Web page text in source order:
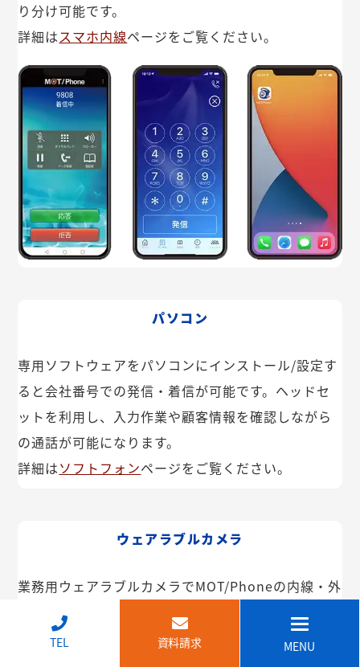
り分け可能です。
詳細はスマホ内線ページをご覧ください。
パソコン
専用ソフトウェアをパソコンにインストール/設定す
ると会社番号での発信・着信が可能です。ヘッドセ
ットを利用し、入力作業や顧客情報を確認しながら
の通話が可能になります。
詳細はソフトフォンページをご覧ください。
ウェアラブルカメラ
業務用ウェアラブルカメラでMOT/Phoneの内線・外
線が利用できます。インカム機能や映像共有なども
可能。IP68で防塵・防水で建設現場などでも安心し
TEL 資料請求 MENU